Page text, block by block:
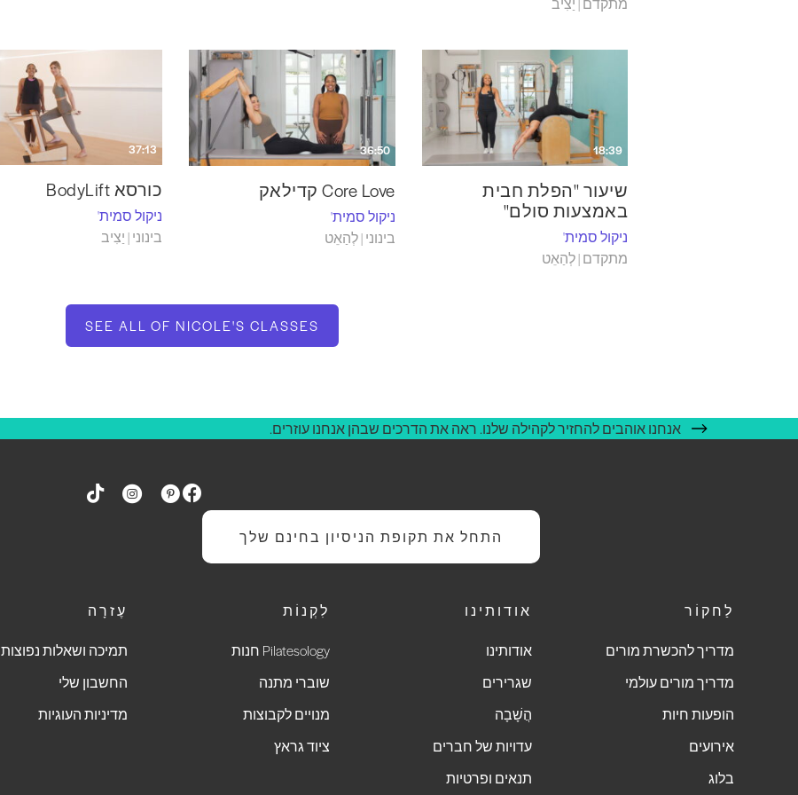
18:39
שיעור "הפלת חבית
באמצעות סולם"
ניקול סמית'
מתקדם | לְהַאֵט
36:50
Core Love קדילאק
ניקול סמית'
בינוני | לְהַאֵט
37:13
כורסא BodyLift
ניקול סמית'
בינוני | יַצִיב
SEE ALL OF NICOLE'S CLASSES
אנחנו אוהבים להחזיר לקהילה שלנו. ראה את הדרכים שבהן אנחנו עוזרים.
התחל את תקופת הניסיון בחינם שלך
לַחקוֹר
מדריך להכשרת מורים
מדריך מורים עולמי
הופעות חיות
אירועים
בלוג
אודותינו
אודותינו
שגרירים
הֲשָׁבָה
עדויות של חברים
תנאים ופרטיות
לִקְנוֹת
Pilatesology חנות
שוברי מתנה
מנויים לקבוצות
ציוד גראץ
עֶזרָה
תמיכה ושאלות נפוצות
החשבון שלי
מדיניות העוגיות